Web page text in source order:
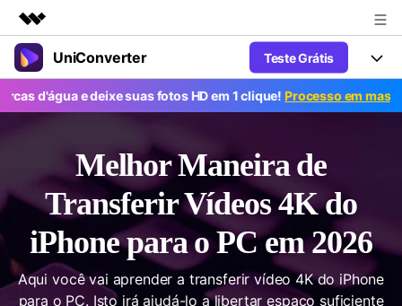
Produtos em destaque
Criatividade digital com IA generativa
Negócios
Sala de imprensa
Loja
Suporte
UniConverter Teste Grátis
Productos
UniConverter-Conversor de Vídeo
UniConverter para Windows
UniConverter para Mac
AniSmall-Compressor de vídeo
Características
Converter de voz em texto
Converta com precisão fala em
texto para áudio e vídeo.
Novo
Conversor de Vídeo
Popular
Ferramentas Online
Soluções
Fãs de Esportes
Novo
Ajuda
e deixe suas fotos HD em 1 clique!Processo em massa
Melhor Maneira de
Transferir Vídeos 4K do
iPhone para o PC em 2026
Aqui você vai aprender a transferir vídeo 4K do iPhone
para o PC. Isto irá ajudá-lo a libertar espaço suficiente